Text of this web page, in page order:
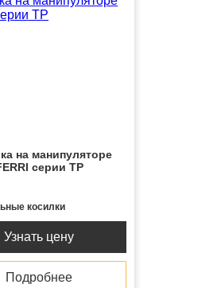
на манипуляторе
серии TP
косилки
Узнать цену
Подробнее